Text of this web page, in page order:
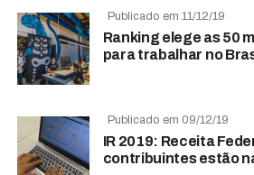
Publicado em 11/12/19
Ranking elege as 50
para trabalhar no
Publicado em 09/12/19
IR 2019: Receita
contribuintes estão